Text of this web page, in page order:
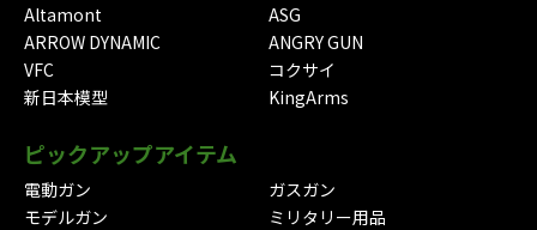
Altamont
ASG
ARROW DYNAMIC
ANGRY GUN
VFC
コクサイ
新日本模型
KingArms
ピックアップアイテム
電動ガン
ガスガン
モデルガン
ミリタリー用品